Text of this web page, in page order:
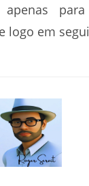
logo em